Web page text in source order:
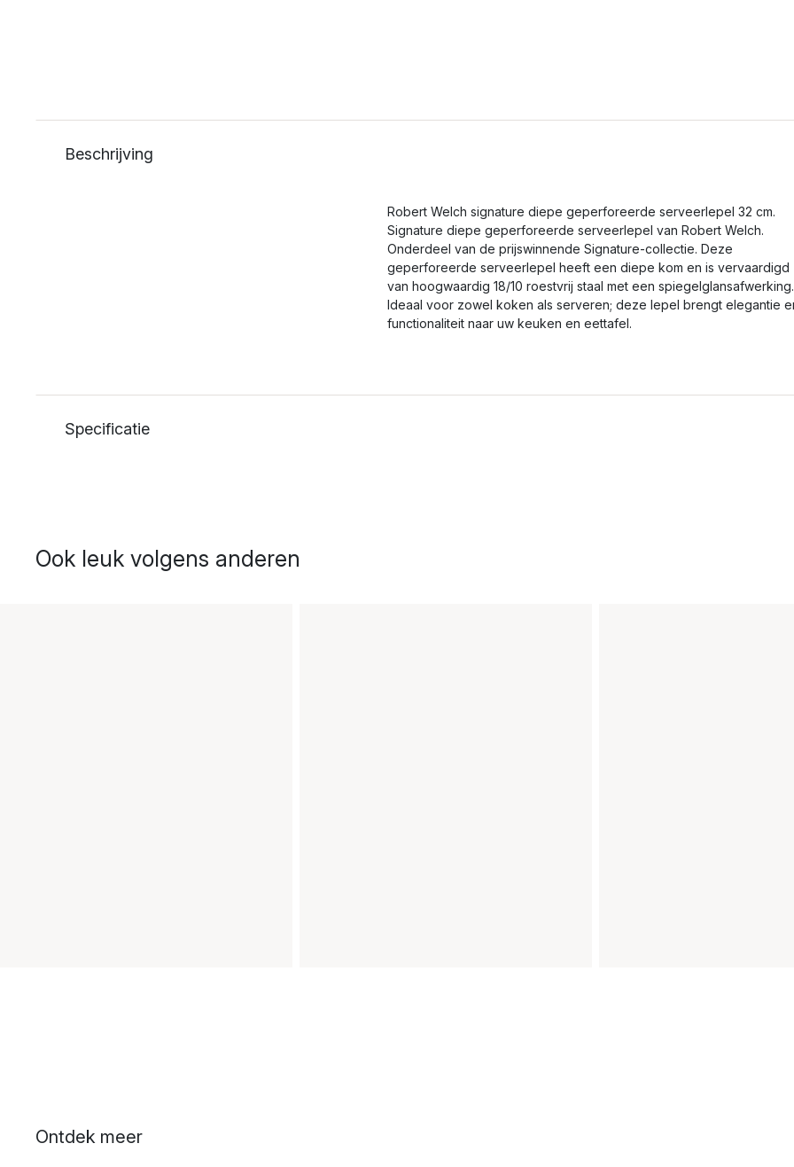
Beschrijving
Robert Welch signature diepe geperforeerde serveerlepel 32 cm.
Signature diepe geperforeerde serveerlepel van Robert Welch.
Onderdeel van de prijswinnende Signature-collectie. Deze
geperforeerde serveerlepel heeft een diepe kom en is vervaardigd
van hoogwaardig 18/10 roestvrij staal met een spiegelglansafwerking.
Ideaal voor zowel koken als serveren; deze lepel brengt elegantie
functionaliteit naar uw keuken en eettafel.
Specificatie
Ook leuk volgens anderen
Ontdek meer